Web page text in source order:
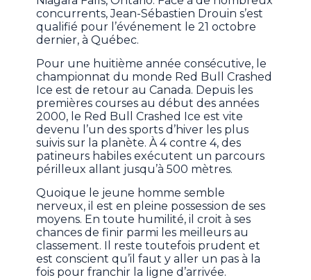
concurrents, Jean-Sébastien Drouin s’est
qualifié pour l’événement le 21 octobre
dernier, à Québec.
Pour une huitième année consécutive, le
championnat du monde Red Bull Crashed
Ice est de retour au Canada. Depuis les
premières courses au début des années
2000, le Red Bull Crashed Ice est vite
devenu l’un des sports d’hiver les plus
suivis sur la planète. À 4 contre 4, des
patineurs habiles exécutent un parcours
périlleux allant jusqu’à 500 mètres.
Quoique le jeune homme semble
nerveux, il est en pleine possession de ses
moyens. En toute humilité, il croit à ses
chances de finir parmi les meilleurs au
classement. Il reste toutefois prudent et
est conscient qu’il faut y aller un pas à la
fois pour franchir la ligne d’arrivée.